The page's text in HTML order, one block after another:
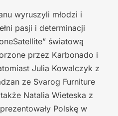
wyruszyli młodzi i
pasji i determinacji
światową
przez Karbonado i
Julia Kowalczyk z
ze Svarog Furniture
Natalia Wieteska z
Polskę w